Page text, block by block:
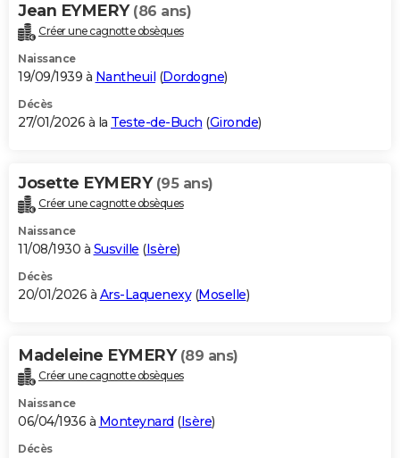
Jean EYMERY (86 ans)
Créer une cagnotte obsèques
Naissance
19/09/1939 à Nantheuil (Dordogne)
Décès
27/01/2026 à la Teste-de-Buch (Gironde)
Josette EYMERY (95 ans)
Créer une cagnotte obsèques
Naissance
11/08/1930 à Susville (Isère)
Décès
20/01/2026 à Ars-Laquenexy(Moselle)
Madeleine EYMERY (89 ans)
Créer une cagnotte obsèques
Naissance
06/04/1936 à Monteynard (Isère)
Décès